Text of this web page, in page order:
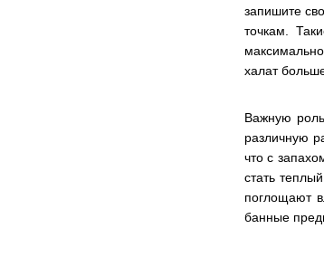
запишите
точкам.
халат
Важную
различную
что с
стать
поглощают
банные